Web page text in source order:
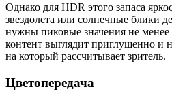
Однако для HDR этого запаса
звездолета или солнечные блики
нужны пиковые значения не
контент выглядит приглушенно и
на который рассчитывает зритель.
Цветопередача